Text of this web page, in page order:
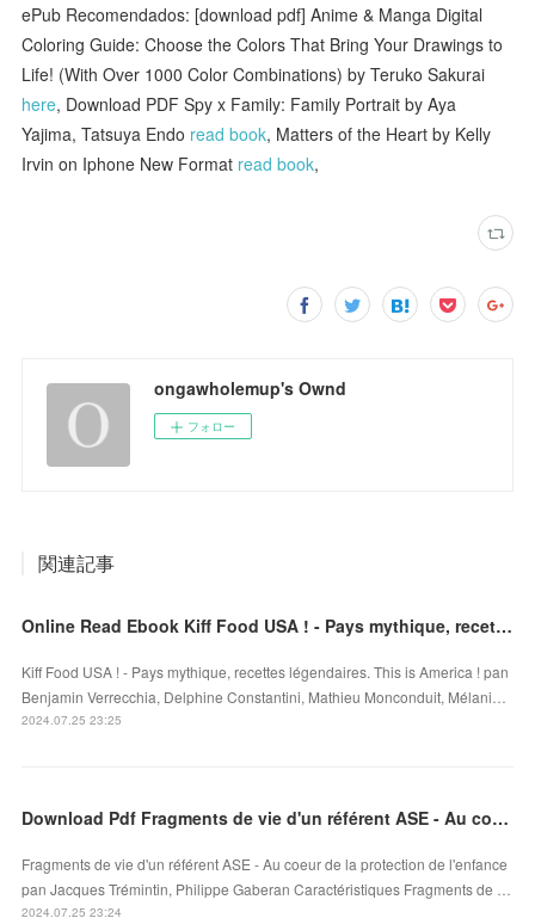
ePub Recomendados: [download pdf] Anime & Manga Digital
Coloring Guide: Choose the Colors That Bring Your Drawings to
Life! (With Over 1000 Color Combinations) by Teruko Sakurai
here, Download PDF Spy x Family: Family Portrait by Aya
Yajima, Tatsuya Endo read book, Matters of the Heart by Kelly
Irvin on Iphone New Format read book,
ongawholemup's Ownd
フォロー
関連記事
Online Read Ebook Kiff Food USA ! - Pays mythique, recettes légendaires. This is America !
Kiff Food USA ! - Pays mythique, recettes légendaires. This is America ! pan
Benjamin Verrecchia, Delphine Constantini, Mathieu Monconduit, Mélani…
2024.07.25 23:25
Download Pdf Fragments de vie d'un référent ASE - Au coeur de la protection de l'enfance
Fragments de vie d'un référent ASE - Au coeur de la protection de l'enfance
pan Jacques Trémintin, Philippe Gaberan Caractéristiques Fragments de …
2024.07.25 23:24